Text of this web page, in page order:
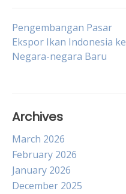
Post
navigation
Pengembangan Pasar
Ekspor Ikan Indonesia ke
Negara-negara Baru
Archives
March 2026
February 2026
January 2026
December 2025